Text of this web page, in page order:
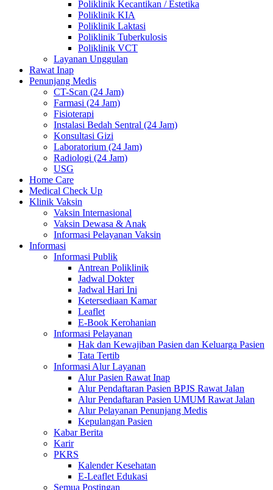
Poliklinik Kecantikan / Estetika
Poliklinik KIA
Poliklinik Laktasi
Poliklinik Tuberkulosis
Poliklinik VCT
Layanan Unggulan
Rawat Inap
Penunjang Medis
CT-Scan (24 Jam)
Farmasi (24 Jam)
Fisioterapi
Instalasi Bedah Sentral (24 Jam)
Konsultasi Gizi
Laboratorium (24 Jam)
Radiologi (24 Jam)
USG
Home Care
Medical Check Up
Klinik Vaksin
Vaksin Internasional
Vaksin Dewasa & Anak
Informasi Pelayanan Vaksin
Informasi
Informasi Publik
Antrean Poliklinik
Jadwal Dokter
Jadwal Hari Ini
Ketersediaan Kamar
Leaflet
E-Book Kerohanian
Informasi Pelayanan
Hak dan Kewajiban Pasien dan Keluarga Pasien
Tata Tertib
Informasi Alur Layanan
Alur Pasien Rawat Inap
Alur Pendaftaran Pasien BPJS Rawat Jalan
Alur Pendaftaran Pasien UMUM Rawat Jalan
Alur Pelayanan Penunjang Medis
Kepulangan Pasien
Kabar Berita
Karir
PKRS
Kalender Kesehatan
E-Leaflet Edukasi
Semua Postingan